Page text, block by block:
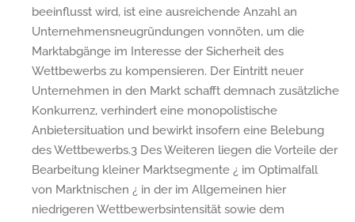
beeinflusst wird, ist eine ausreichende Anzahl an
Unternehmensneugründungen vonnöten, um die
Marktabgänge im Interesse der Sicherheit des
Wettbewerbs zu kompensieren. Der Eintritt neuer
Unternehmen in den Markt schafft demnach zusätzliche
Konkurrenz, verhindert eine monopolistische
Anbietersituation und bewirkt insofern eine Belebung
des Wettbewerbs.3 Des Weiteren liegen die Vorteile der
Bearbeitung kleiner Marktsegmente ¿ im Optimalfall
von Marktnischen ¿ in der im Allgemeinen hier
niedrigeren Wettbewerbsintensität sowie dem